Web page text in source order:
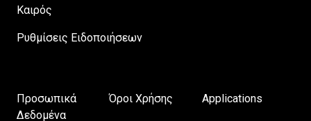
Καιρός
Ρυθμίσεις Ειδοποιήσεων
Προσωπικά
Δεδομένα
Όροι Χρήσης Applications